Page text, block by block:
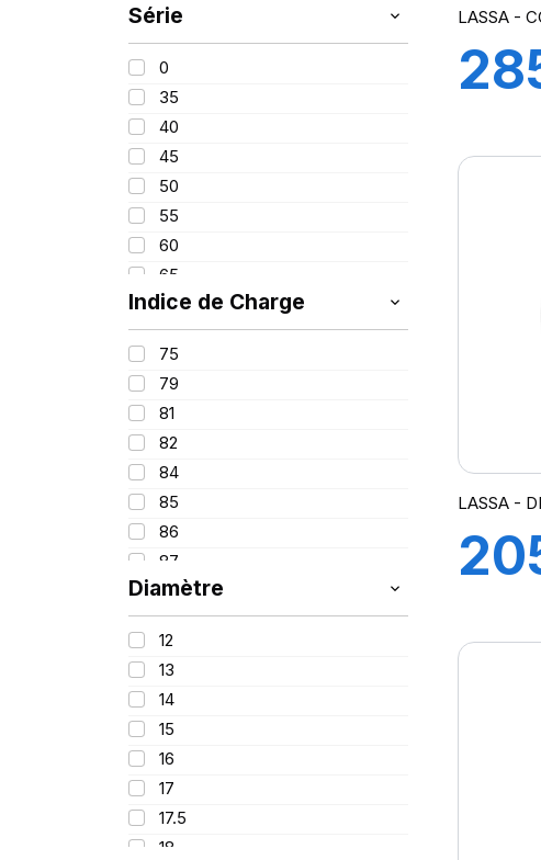
SPEEDWAYS
215
225
235
245
255
265
275
295
Série
0
35
40
45
50
55
60
65
70
75
80
82
100
Indice de Charge
75
79
81
82
84
85
86
87
88
88/66
91
91/89
92
93
94
95
96
Diamètre
12
13
14
15
16
17
17.5
18
LASSA -
LASSA -